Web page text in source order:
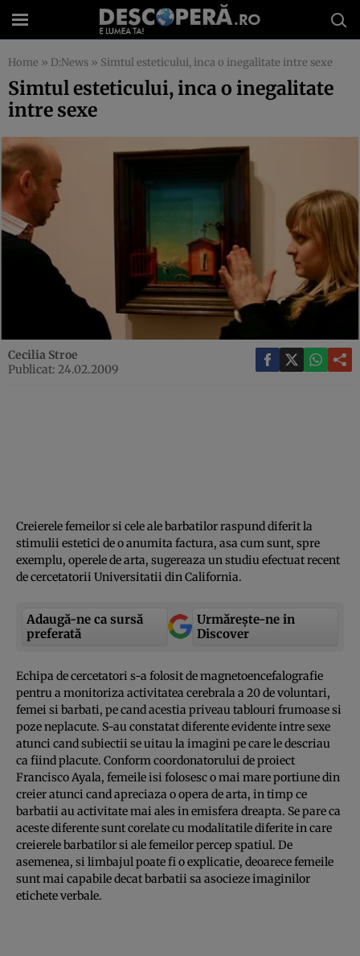
Home » D:News » Simtul esteticului, inca o inegalitate intre sexe
Simtul esteticului, inca o inegalitate
intre sexe
Cecilia Stroe
Publicat: 24.02.2009
Creierele femeilor si cele ale barbatilor raspund diferit la
stimulii estetici de o anumita factura, asa cum sunt, spre
exemplu, operele de arta, sugereaza un studiu efectuat recent
de cercetatorii Universitatii din California.
Adaugă-ne ca sursă
preferată
Urmărește-ne in
Discover
Echipa de cercetatori s-a folosit de magnetoencefalografie
pentru a monitoriza activitatea cerebrala a 20 de voluntari,
femei si barbati, pe cand acestia priveau tablouri frumoase si
poze neplacute. S-au constatat diferente evidente intre sexe
atunci cand subiectii se uitau la imagini pe care le descriau
ca fiind placute. Conform coordonatorului de proiect
Francisco Ayala, femeile isi folosesc o mai mare portiune din
creier atunci cand apreciaza o opera de arta, in timp ce
barbatii au activitate mai ales in emisfera dreapta. Se pare ca
aceste diferente sunt corelate cu modalitatile diferite in care
creierele barbatilor si ale femeilor percep spatiul. De
asemenea, si limbajul poate fi o explicatie, deoarece femeile
sunt mai capabile decat barbatii sa asocieze imaginilor
etichete verbale.